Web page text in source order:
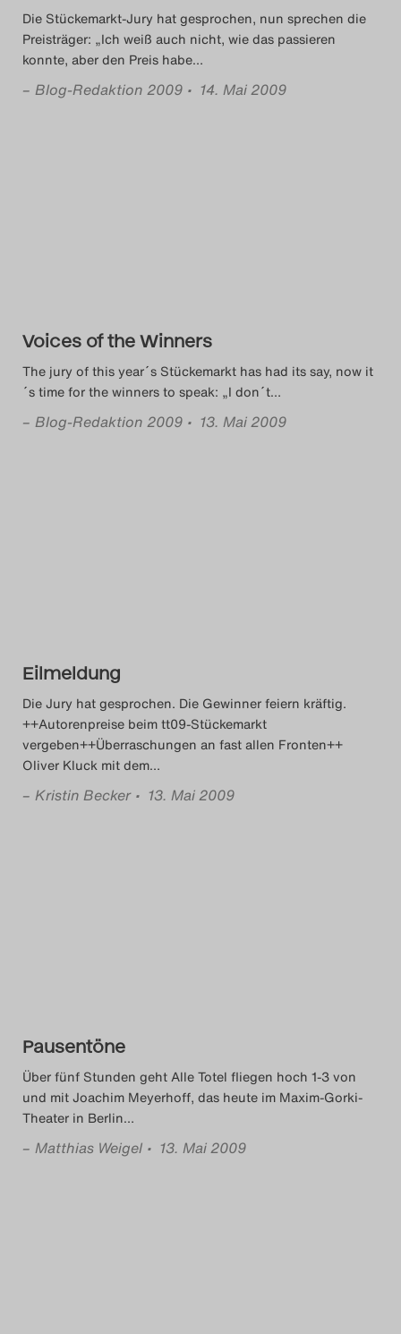
Die Stückemarkt-Jury hat gesprochen, nun sprechen die
Preisträger: „Ich weiß auch nicht, wie das passieren
konnte, aber den Preis habe…
– Blog-Redaktion 2009 • 14. Mai 2009
Voices of the Winners
The jury of this year´s Stückemarkt has had its say, now it
´s time for the winners to speak: „I don´t…
– Blog-Redaktion 2009 • 13. Mai 2009
Eilmeldung
Die Jury hat gesprochen. Die Gewinner feiern kräftig.
++Autorenpreise beim tt09-Stückemarkt
vergeben++Überraschungen an fast allen Fronten++
Oliver Kluck mit dem…
– Kristin Becker • 13. Mai 2009
Pausentöne
Über fünf Stunden geht Alle Totel fliegen hoch 1-3 von
und mit Joachim Meyerhoff, das heute im Maxim-Gorki-
Theater in Berlin…
– Matthias Weigel • 13. Mai 2009